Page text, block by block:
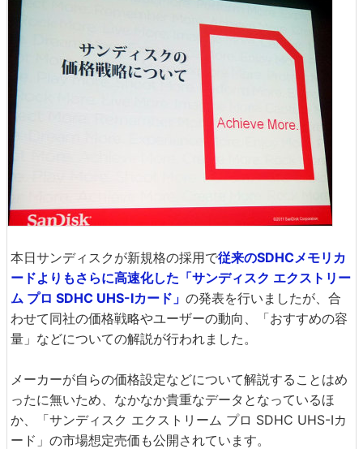
本日サンディスクが新規格の採用で従来のSDHCメモリカ
ードよりもさらに高速化した「サンディスク エクストリー
ム プロ SDHC UHS-Iカード」 の発表を行いましたが、合
わせて同社の価格戦略やユーザーの動向、「おすすめの容
量」などについての解説が行われました。
メーカーが自らの価格設定などについて解説することはめ
ったに無いため、なかなか貴重なデータとなっているほ
か、「サンディスク エクストリーム プロ SDHC UHS-Iカ
ード」の市場想定売価も公開されています。